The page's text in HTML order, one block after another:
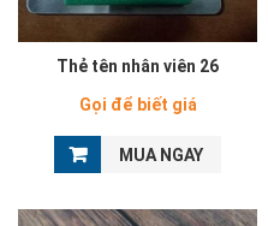
Thẻ tên nhân viên 26
Gọi để biết giá
MUA NGAY